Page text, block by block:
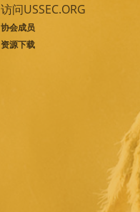
访问USSEC.ORG
协会成员
资源下载